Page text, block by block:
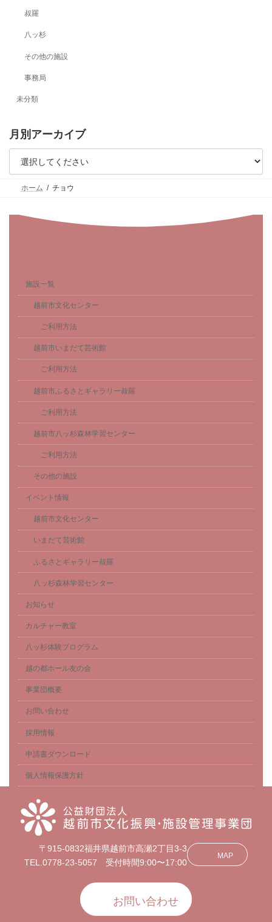
叔羅
八ッ杉
その他の施設
事務局
未分類
月別アーカイブ
ホーム チョウ
施設一覧
越前市文化センター
ご利用方法
越前市いまだて芸術館
ご利用方法
越前市ふるさとギャラリー叔羅
ご利用方法
越前市八ッ杉森林学習センター
ご利用方法
その他の施設
イベント情報
越前市文化センター
いまだて芸術館
ふるさとギャラリー叔羅
八ッ杉森林学習センター
お知らせ
カルチャー教室
八ッ杉体験プログラム
越の都ホール友の会
事業団概要
お問い合わせ
採用情報
申請書ダウンロード
個人情報保護方針
〒915-0832福井県越前市高瀬2丁目3-3
TEL.0778-23-5057 受付時間9:00〜17:00
MAP
お問い合わせ